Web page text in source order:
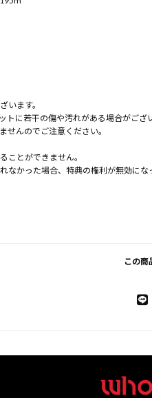
います。
トに若干の傷や汚れがある場合がご
せんのでご注意ください。
ことができません。
かった場合、特典の権利が無効に
この商